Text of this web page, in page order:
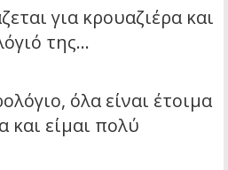
για κρουαζιέρα και
της…‌‌
όλα είναι έτοιμα
και είμαι πολύ